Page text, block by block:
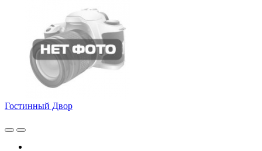
Гостинный Двор